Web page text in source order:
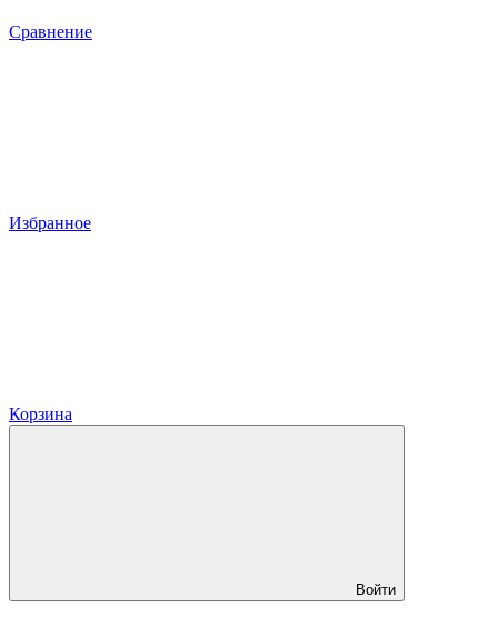
Сравнение
Избранное
Корзина
Войти